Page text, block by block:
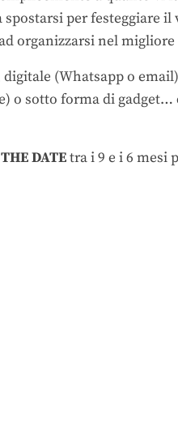
per festeggiare il
organizzarsi nel
(Whatsapp o
o sotto forma di gadget…
DATEtra i 9 e i 6 mesi